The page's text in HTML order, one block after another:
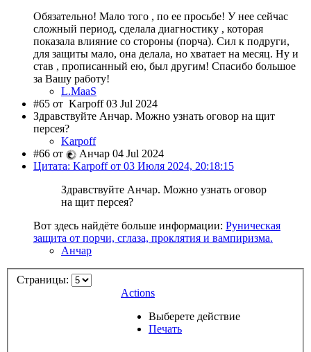
Обязательно! Мало того , по ее просьбе! У нее сейчас
сложный период, сделала диагностику , которая
показала влияние со стороны (порча). Сил к подруги,
для защиты мало, она делала, но хватает на месяц. Ну и
став , прописанный ею, был другим! Спасибо большое
за Вашу работу!
L.MaaS
#65 от Karpoff 03 Jul 2024
Здравствуйте Анчар. Можно узнать оговор на щит
персея?
Karpoff
#66 от
Анчар 04 Jul 2024
Цитата: Karpoff от 03 Июля 2024, 20:18:15
Здравствуйте Анчар. Можно узнать оговор
на щит персея?
Вот здесь найдёте больше информации: Руническая
защита от порчи, сглаза, проклятия и вампиризма.
Анчар
Страницы:
Actions
Выберете действие
Печать